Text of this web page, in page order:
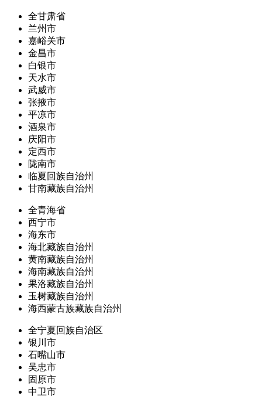
全甘肃省
兰州市
嘉峪关市
金昌市
白银市
天水市
武威市
张掖市
平凉市
酒泉市
庆阳市
定西市
陇南市
临夏回族自治州
甘南藏族自治州
全青海省
西宁市
海东市
海北藏族自治州
黄南藏族自治州
海南藏族自治州
果洛藏族自治州
玉树藏族自治州
海西蒙古族藏族自治州
全宁夏回族自治区
银川市
石嘴山市
吴忠市
固原市
中卫市